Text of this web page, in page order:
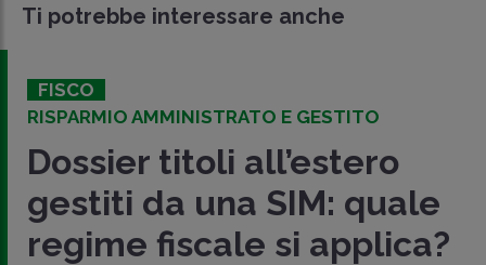
Ti potrebbe interessare anche
FISCO
RISPARMIO AMMINISTRATO E GESTITO
Dossier titoli all’estero
gestiti da una SIM: quale
regime fiscale si applica?